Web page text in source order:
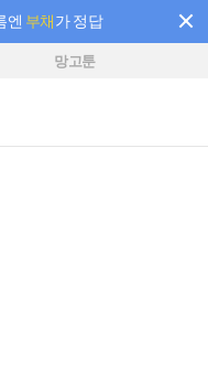
엔 부채가 정답
! 새로워진 AI 부스터 요금제
망고툰